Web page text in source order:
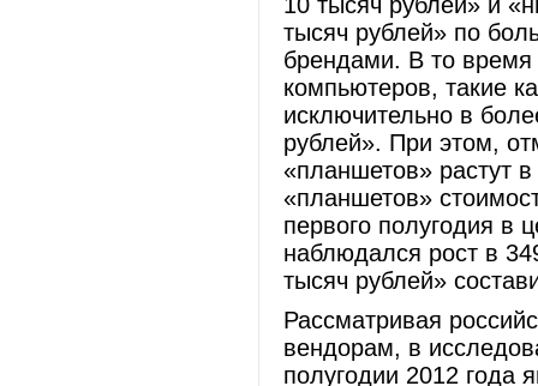
тысяч рублей» по
брендами. В то
компьютеров, такие
исключительно в
рублей». При этом,
«планшетов» растут
«планшетов»
первого полугодия в
наблюдался рост в
тысяч рублей»
Рассматривая
вендорам, в
полугодии 2012 года